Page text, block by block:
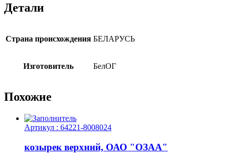
Детали
Страна происхождения БЕЛАРУСЬ
Изготовитель БелОГ
Похожие
Артикул : 64221-8008024
козырек верхний, ОАО "ОЗАА"